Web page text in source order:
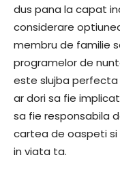
dus pana la capat
considerare
membru de familie
programelor de
este slujba
ar dori sa fie
sa fie responsabila
cartea de oaspeti
in viata ta.